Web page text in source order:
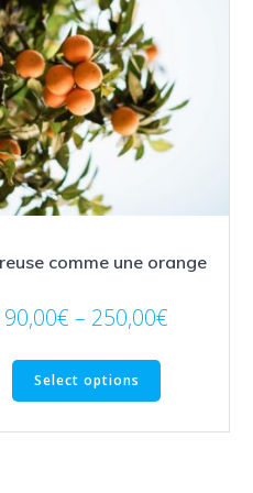
comme une orange
90,00€ – 250,00€
Select options